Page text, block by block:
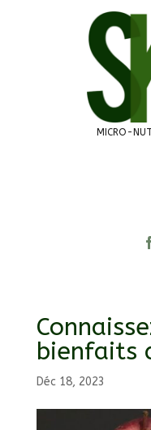
MICRO-
bienfaits
Déc 18, 2023